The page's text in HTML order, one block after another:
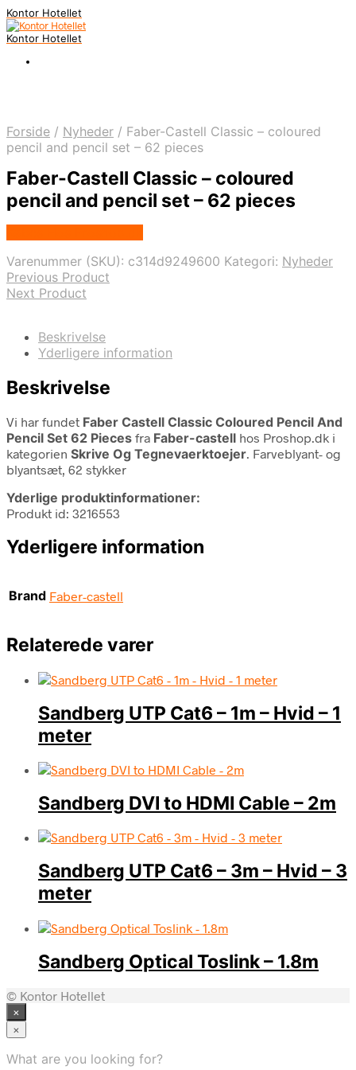
Kontor Hotellet
Kontor Hotellet
Forside / Nyheder / Faber-Castell Classic – coloured
pencil and pencil set – 62 pieces
Faber-Castell Classic – coloured
pencil and pencil set – 62 pieces
Varenummer (SKU): c314d9249600 Kategori: Nyheder
Previous Product
Next Product
Beskrivelse
Yderligere information
Beskrivelse
Vi har fundet Faber Castell Classic Coloured Pencil And
Pencil Set 62 Pieces fra Faber-castell hos Proshop.dk i
kategorien Skrive Og Tegnevaerktoejer. Farveblyant- og
blyantsæt, 62 stykker
Yderlige produktinformationer:
Produkt id: 3216553
Yderligere information
Brand Faber-castell
Relaterede varer
Sandberg UTP Cat6 – 1m – Hvid – 1
meter
Sandberg DVI to HDMI Cable – 2m
Sandberg UTP Cat6 – 3m – Hvid – 3
meter
Sandberg Optical Toslink – 1.8m
© Kontor Hotellet
×
×
What are you looking for?